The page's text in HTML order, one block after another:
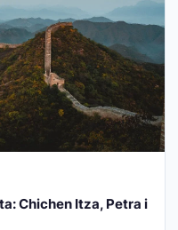
Chichen Itza, Petra i